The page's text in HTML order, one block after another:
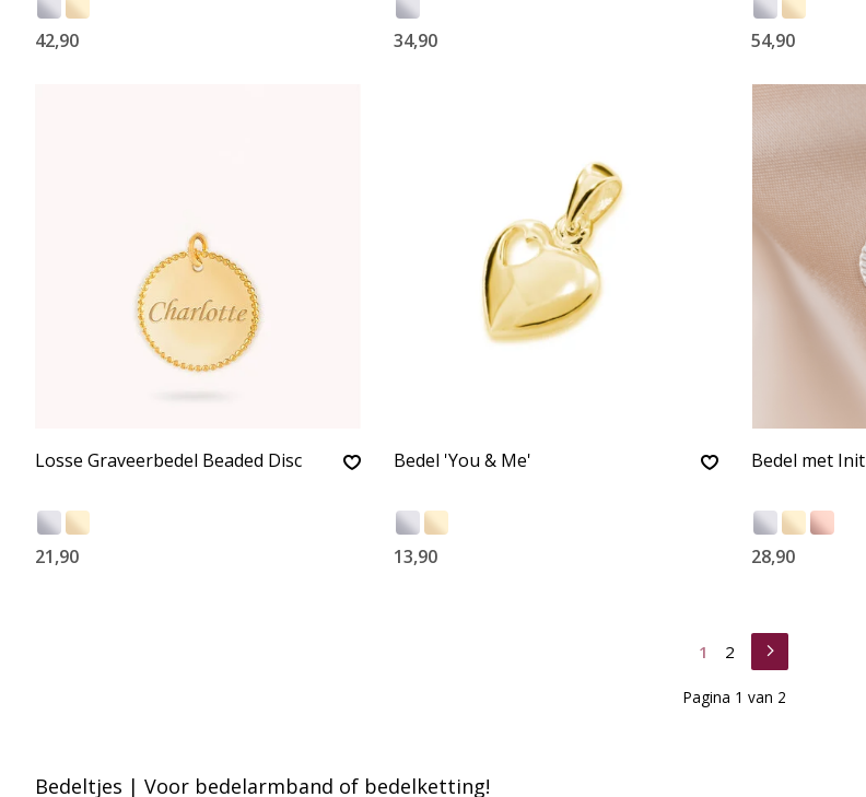
42,90 34,90 54,90
Losse Graveerbedel Beaded Disc
21,90
Bedel 'You & Me'
13,90
Bedel met
28,90
1 2
Pagina 1 van 2
Bedeltjes | Voor bedelarmband of bedelketting!